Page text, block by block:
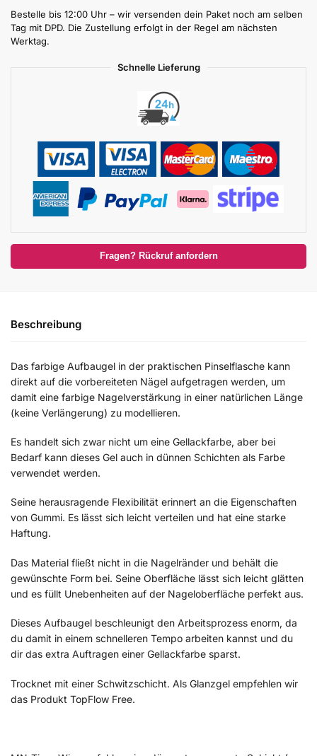
Bestelle bis 12:00 Uhr – wir versenden dein Paket noch am selben
Tag mit DPD. Die Zustellung erfolgt in der Regel am nächsten
Werktag.
Schnelle Lieferung
Fragen? Rückruf anfordern
Beschreibung
Das farbige Aufbaugel in der praktischen Pinselflasche kann
direkt auf die vorbereiteten Nägel aufgetragen werden, um
damit eine farbige Nagelverstärkung in einer natürlichen Länge
(keine Verlängerung) zu modellieren.
Es handelt sich zwar nicht um eine Gellackfarbe, aber bei
Bedarf kann dieses Gel auch in dünnen Schichten als Farbe
verwendet werden.
Seine herausragende Flexibilität erinnert an die Eigenschaften
von Gummi. Es lässt sich leicht verteilen und hat eine starke
Haftung.
Das Material fließt nicht in die Nagelränder und behält die
gewünschte Form bei. Seine Oberfläche lässt sich leicht glätten
und es füllt Unebenheiten auf der Nageloberfläche perfekt aus.
Dieses Aufbaugel beschleunigt den Arbeitsprozess enorm, da
du damit in einem schnelleren Tempo arbeiten kannst und du
dir das extra Auftragen einer Gellackfarbe sparst.
Trocknet mit einer Schwitzschicht. Als Glanzgel empfehlen wir
das Produkt TopFlow Free.